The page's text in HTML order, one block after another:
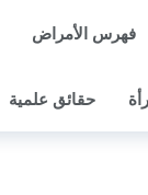
فهرس الأمراض
حقائق علمية